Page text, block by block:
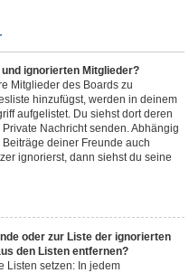
ignorierten Mitglieder?
Mitglieder des Boards zu
hinzufügst, werden in deinem
aufgelistet. Du siehst dort deren
Nachricht senden. Abhängig
deiner Freunde auch
ignorierst, dann siehst du seine
oder zur Liste der ignorierten
den Listen entfernen?
Listen setzen: In jedem